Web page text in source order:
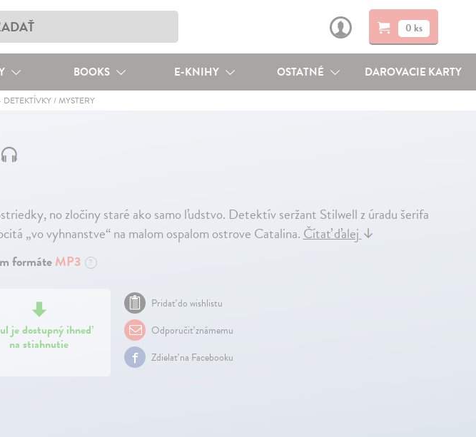
0 ks
BOOKS E-KNIHY OSTATNÉ DAROVACIE KARTY
DETEKTÍVKY / MYSTERY
no zločiny staré ako samo ľudstvo. Detektív seržant Stilwell z úradu šerifa
„vo vyhnanstve“ na malom ospalom ostrove Catalina.Čítať ďalej↓
formáteMP3 ?
je dostupný ihneď
na stiahnutie
Pridať do wishlistu
Odporučiť známemu
Zdielať na Facebooku